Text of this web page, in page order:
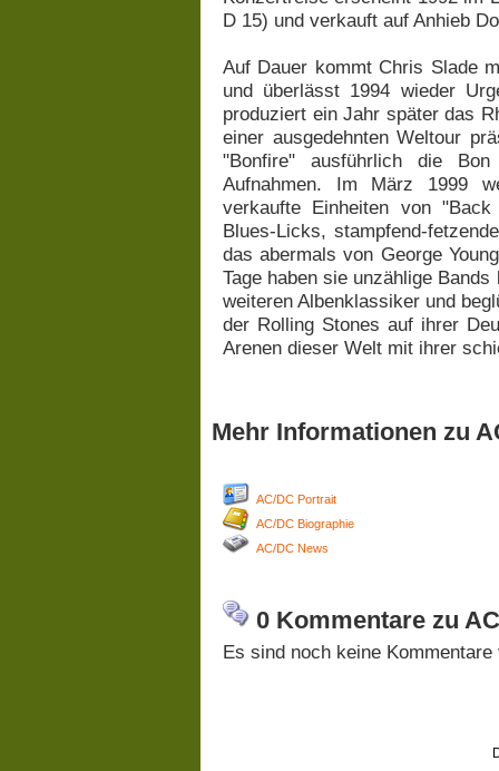
D 15) und verkauft auf Anhieb
Auf Dauer kommt Chris Slade
und überlässt 1994 wieder
produziert ein Jahr später das
einer ausgedehnten Weltour
"Bonfire" ausführlich die Bon
Aufnahmen. Im März 1999
verkaufte Einheiten von
Blues-Licks, stampfend-
das abermals von George
Tage haben sie unzählige
weiteren Albenklassiker und
der Rolling Stones auf ihrer
Arenen dieser Welt mit ihrer
Mehr Informationen zu
AC/DC Portrait
AC/DC Biographie
AC/DC News
0 Kommentare zu
Es sind noch keine